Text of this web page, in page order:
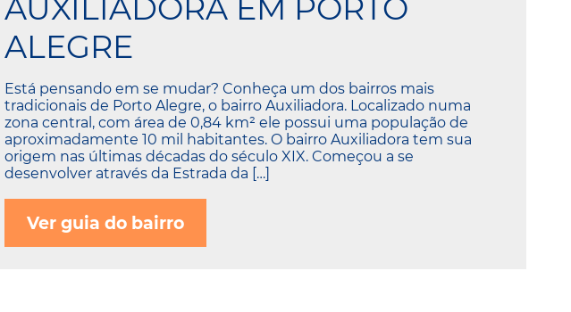
AUXILIADORA EM PORTO
ALEGRE
Está pensando em se mudar? Conheça um dos bairros mais
tradicionais de Porto Alegre, o bairro Auxiliadora. Localizado numa
zona central, com área de 0,84 km² ele possui uma população de
aproximadamente 10 mil habitantes. O bairro Auxiliadora tem sua
origem nas últimas décadas do século XIX. Começou a se
desenvolver através da Estrada da […]
Ver guia do bairro